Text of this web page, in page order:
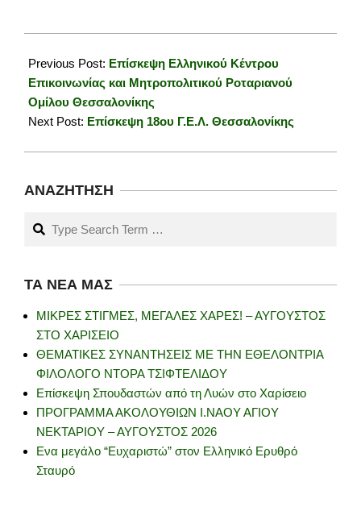
04-
11
Previous Post: Επίσκεψη Ελληνικού Κέντρου
Επικοινωνίας και Μητροπολιτικού Ροταριανού
Ομίλου Θεσσαλονίκης
Next Post: Επίσκεψη 18ου Γ.Ε.Λ. Θεσσαλονίκης
ΑΝΑΖΉΤΗΣΗ
Search
ΤΑ ΝΈΑ ΜΑΣ
ΜΙΚΡΕΣ ΣΤΙΓΜΕΣ, ΜΕΓΑΛΕΣ ΧΑΡΕΣ! – ΑΥΓΟΥΣΤΟΣ
ΣΤΟ ΧΑΡΙΣΕΙΟ
ΘΕΜΑΤΙΚΕΣ ΣΥΝΑΝΤΗΣΕΙΣ ΜΕ ΤΗΝ ΕΘΕΛΟΝΤΡΙΑ
ΦΙΛΟΛΟΓΟ ΝΤΟΡΑ ΤΣΙΦΤΕΛΙΔΟΥ
Επίσκεψη Σπουδαστών από τη Λυών στο Χαρίσειο
ΠΡΟΓΡΑΜΜΑ ΑΚΟΛΟΥΘΙΩΝ Ι.ΝΑΟΥ ΑΓΙΟΥ
ΝΕΚΤΑΡΙΟΥ – ΑΥΓΟΥΣΤΟΣ 2026
Ενα μεγάλο “Ευχαριστώ” στον Ελληνικό Ερυθρό
Σταυρό